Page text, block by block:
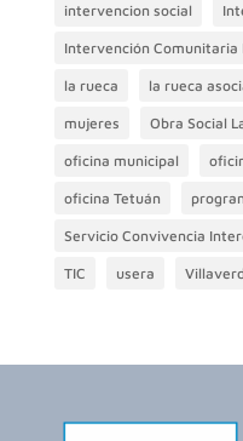
intervencion social
Intervención
la rueca la rueca
mujeres Obra Social
oficina municipal
oficina Tetuán
Servicio Convivencia
TIC usera